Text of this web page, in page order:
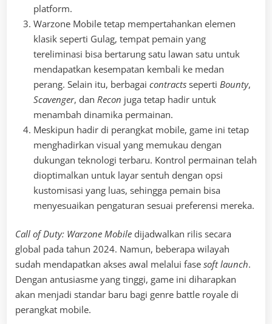
platform.
Warzone Mobile tetap mempertahankan elemen
klasik seperti Gulag, tempat pemain yang
tereliminasi bisa bertarung satu lawan satu untuk
mendapatkan kesempatan kembali ke medan
perang. Selain itu, berbagai contracts seperti Bounty,
Scavenger, dan Recon juga tetap hadir untuk
menambah dinamika permainan.
Meskipun hadir di perangkat mobile, game ini tetap
menghadirkan visual yang memukau dengan
dukungan teknologi terbaru. Kontrol permainan telah
dioptimalkan untuk layar sentuh dengan opsi
kustomisasi yang luas, sehingga pemain bisa
menyesuaikan pengaturan sesuai preferensi mereka.
Call of Duty: Warzone Mobile dijadwalkan rilis secara
global pada tahun 2024. Namun, beberapa wilayah
sudah mendapatkan akses awal melalui fase soft launch.
Dengan antusiasme yang tinggi, game ini diharapkan
akan menjadi standar baru bagi genre battle royale di
perangkat mobile.